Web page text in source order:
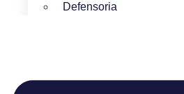
Defensoria